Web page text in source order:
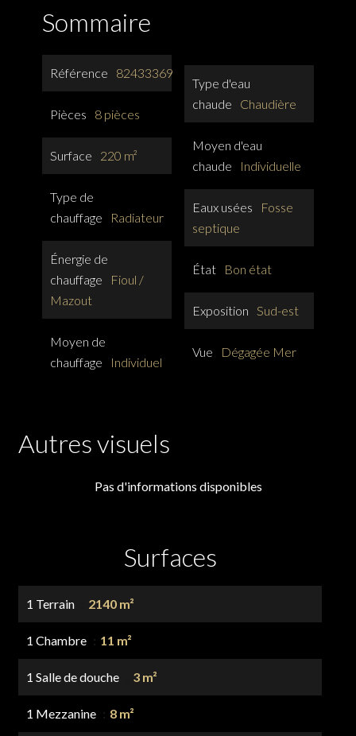
Sommaire
Référence 82433369
Pièces 8 pièces
Surface 220 m²
Type de
chauffage
Radiateur
Énergie de
chauffage
Fioul /
Mazout
Moyen de
chauffage
Individuel
Type d'eau
chaude
Chaudière
Moyen d'eau
chaude
Individuelle
Eaux usées
Fosse
septique
État Bon état
Exposition Sud-est
Vue Dégagée Mer
Autres visuels
Pas d'informations disponibles
Surfaces
1 Terrain 2140 m²
1 Chambre 11 m²
1 Salle de douche 3 m²
1 Mezzanine 8 m²